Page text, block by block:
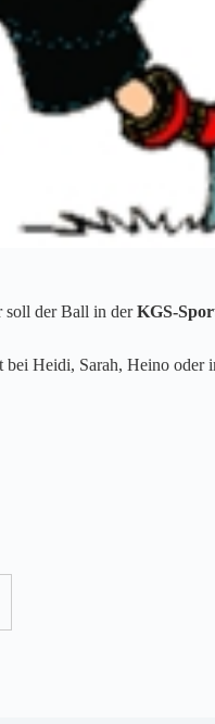
soll der Ball in derKGS-
bei Heidi, Sarah, Heino oder